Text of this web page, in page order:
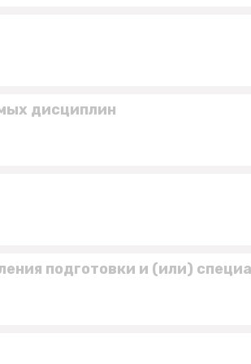
дисциплин
подготовки и (или)